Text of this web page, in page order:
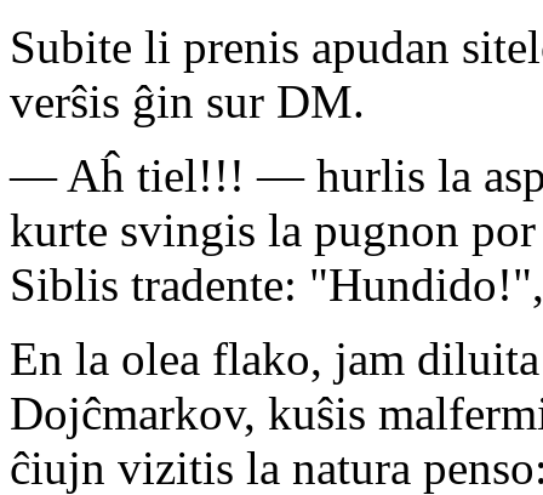
Subite li prenis apudan
verŝis ĝin sur DM.
— Aĥ tiel!!! — hurlis la
kurte svingis la pugnon
Siblis tradente:
En la olea flako, jam
Dojĉmarkov, kuŝis
ĉiujn vizitis la natura